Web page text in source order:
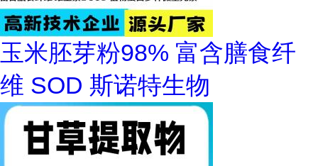
玉米胚芽粉98% 富含膳食纤
维 SOD 斯诺特生物